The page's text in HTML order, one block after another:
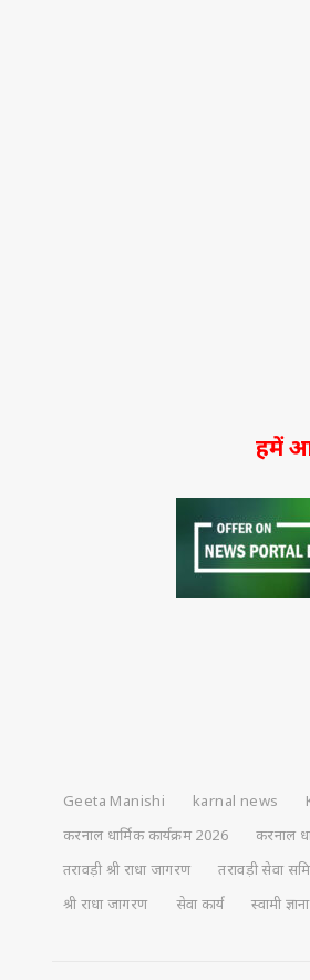
हमें
Geeta Manishi karnal news
करनाल धार्मिक कार्यक्रम 2026
करनाल
तरावड़ी श्री राधा जागरण
तरावड़ी सेवा
श्री राधा जागरण
सेवा कार्य स्वामी